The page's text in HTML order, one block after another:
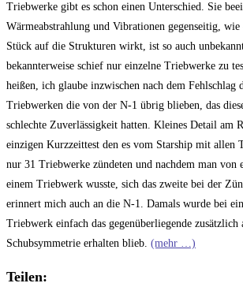
Triebwerke gibt es schon einen Unterschied. Sie
Wärmeabstrahlung und Vibrationen gegenseitig,
Stück auf die Strukturen wirkt, ist so auch
bekannterweise schief nur einzelne Triebwerke zu
heißen, ich glaube inzwischen nach dem Fehlschlag
Triebwerken die von der N-1 übrig blieben, das
schlechte Zuverlässigkeit hatten. Kleines Detail am
einzigen Kurzzeittest den es vom Starship mit allen
nur 31 Triebwerke zündeten und nachdem man von
einem Triebwerk wusste, sich das zweite bei der
erinnert mich auch an die N-1. Damals wurde bei
Triebwerk einfach das gegenüberliegende zusätzlich
Schubsymmetrie erhalten blieb. (mehr …)
Teilen: